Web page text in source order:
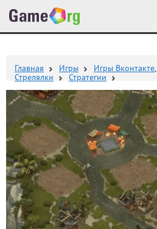
Главная Игры Игры Вконтакте,
Стрелялки
Стратегии